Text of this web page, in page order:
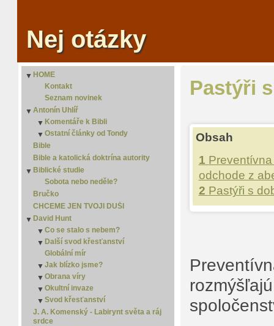
Nej otázky
▼ HOME
Kontakt
Seznam novinek
▼ Antonín Uhlíř
▼ Komentáře k Bibli
▼1 Samuelova
▼
2. Janův
3. Janův
▼1. Korintským
2. Korintským
▼1. Královská
2. Královská
▼1. Letopisy
▼1. Mojžíšova
2. Mojžíšova
3. Mojžíšova
4. Mojžíšova
5 Mojžíšova
▼1. Petrova
2. Petrova
▼1. Tesalonickým
2. Tesalonickým
▼ 1. Timoteovi
2. Timoteovi
Abakuk
Abdiáš
Ageus
Apokalypsa
Daniel
Efezským
Efezským
▼ Ostatní články od Tondy
Islám
Jediná cesta
Jidáš Iškariotský
Jistota
Kdo odvalil kámen?
Kterou?
Moudrost
New Age
Náboženství versus křesťanství
Osamělý spasitel
Porozumět slovu
Smrt
Spása je zadarmo
Zlý sen
Bible
Bible a katolická doktrína autority
▼ Biblické studie
Sobota nebo neděle?
Bručko
CHCEME JEN TVOJI DUŠI
▼ David Hunt
▼ Co se stalo s nebem?
Co se stalo s nebem? - 2
Co se stalo s nebem? - 3
Co se stalo s nebem? - 4
▼ Další svod křesťanství
Další svod křesťanství 2
Další svod křesťanství 3
Globální mír
▼ Jak blízko jsme?
Jak blízko jsme? 2
Jak blízko jsme? 3
Jak blízko jsme? 4
Jak blízko jsme? 5
▼ Obrana víry
Obrana víry 2
Obrana víry 3
▼ Okultní invaze
▼Okultní invaze 2
Okultní invaze 3
▼ Svod křesťanství
Svod křesťanství 2
J. A. Komenský - Labirynt světa a ráj
srdce
Pastýři
Obsah
1
odchode z
2 Pastýři s